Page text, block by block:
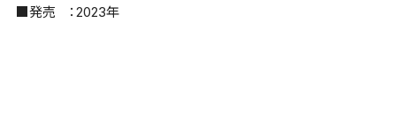
■発売 ：2023年